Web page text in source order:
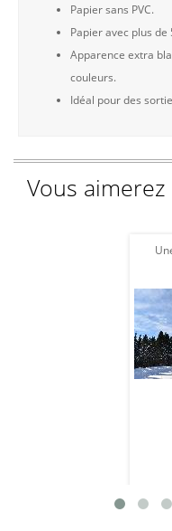
Papier sans PVC.
Papier avec plus
Apparence extra
couleurs.
Idéal pour des
Vous